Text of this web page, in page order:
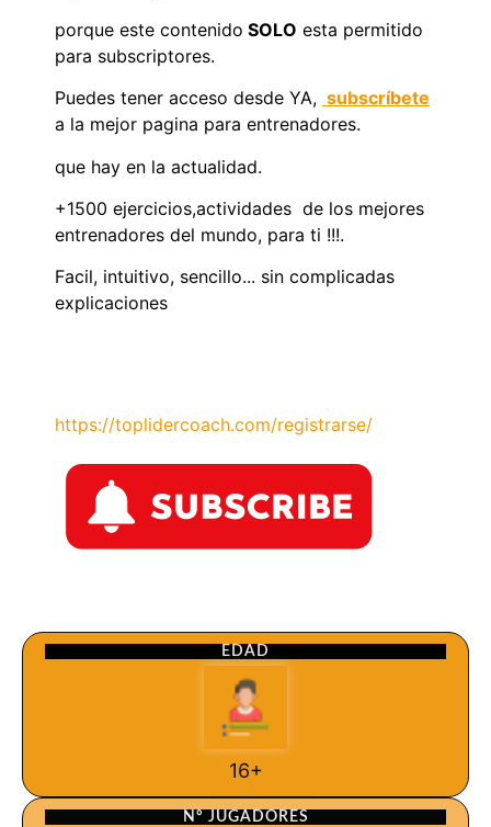
porque este contenido SOLO esta permitido
para subscriptores.
Puedes tener acceso desde YA, subscríbete
a la mejor pagina para entrenadores.
que hay en la actualidad.
+1500 ejercicios,actividades de los mejores
entrenadores del mundo, para ti !!!.
Facil, intuitivo, sencillo... sin complicadas
explicaciones
https://toplidercoach.com/registrarse/
EDAD
16+
Nº JUGADORES